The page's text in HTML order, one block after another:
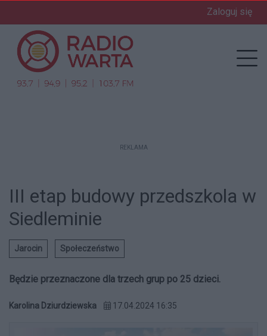
Zaloguj się
REKLAMA
III etap budowy przedszkola w
Siedleminie
Jarocin Społeczeństwo
Będzie przeznaczone dla trzech grup po 25 dzieci.
Karolina Dziurdziewska 17.04.2024 16:35